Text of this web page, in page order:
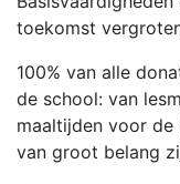
toekomst
100% van alle
de school: van
maaltijden voor de
van groot belang